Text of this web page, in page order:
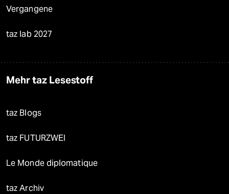
Vergangene
taz lab 2027
Mehr taz Lesestoff
taz Blogs
taz FUTURZWEI
Le Monde diplomatique
taz Archiv